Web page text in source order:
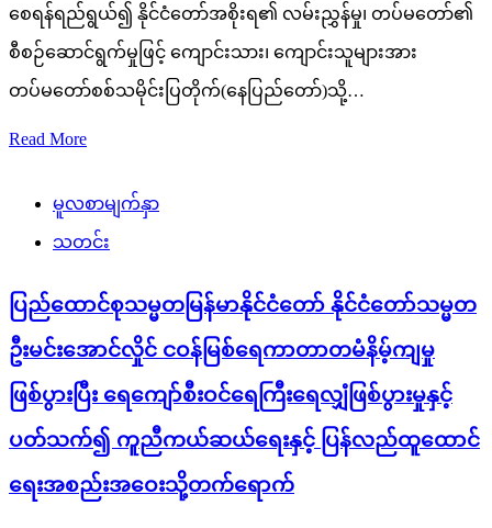
စေရန်ရည်ရွယ်၍ နိုင်ငံတော်အစိုးရ၏ လမ်းညွှန်မှု၊ တပ်မတော်၏
စီစဉ်ဆောင်ရွက်မှုဖြင့် ကျောင်းသား၊ ကျောင်းသူများအား
တပ်မတော်စစ်သမိုင်းပြတိုက်(နေပြည်တော်)သို့…
Read More
မူလစာမျက်နှာ
သတင်း
ပြည်ထောင်စုသမ္မတမြန်မာနိုင်ငံတော် နိုင်ငံတော်သမ္မတ
ဦးမင်းအောင်လှိုင် ငဝန်မြစ်ရေကာတာတမံနိမ့်ကျမှု
ဖြစ်ပွားပြီး ရေကျော်စီးဝင်ရေကြီးရေလျှံဖြစ်ပွားမှုနှင့်
ပတ်သက်၍ ကူညီကယ်ဆယ်ရေးနှင့် ပြန်လည်ထူထောင်
ရေးအစည်းအဝေးသို့တက်ရောက်